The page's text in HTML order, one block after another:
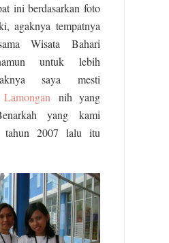
ini berdasarkan foto
agaknya tempatnya
Wisata Bahari
untuk lebih
saya mesti
nih yang
yang kami
tahun 2007 lalu itu